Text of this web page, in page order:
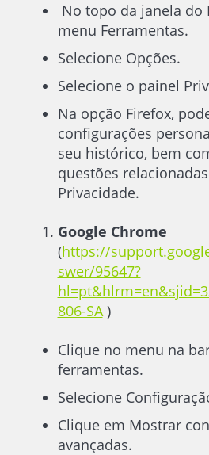
No topo da janela do
menu Ferramentas.
Selecione Opções.
Selecione o painel
Na opção Firefox,
configurações
seu histórico, bem
questões
Privacidade.
Google Chrome
(https://
swer/95647?
806-SA)
Clique no menu na
ferramentas.
Selecione
Clique em Mostrar
avançadas.